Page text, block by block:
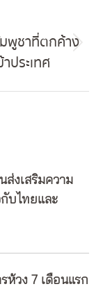
พูชาที่ตกค้าง
ประเทศ
งเสริมความ
บไทยและ
ห้วง 7 เดือนแรก